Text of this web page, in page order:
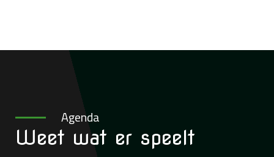
Agenda
Weet wat er speelt